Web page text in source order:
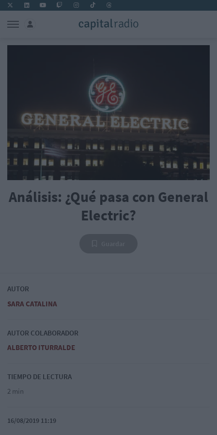
Análisis: ¿Qué pasa con General
Electric?
AUTOR
SARA CATALINA
AUTOR COLABORADOR
ALBERTO ITURRALDE
TIEMPO DE LECTURA
2 min
16/08/2019 11:19